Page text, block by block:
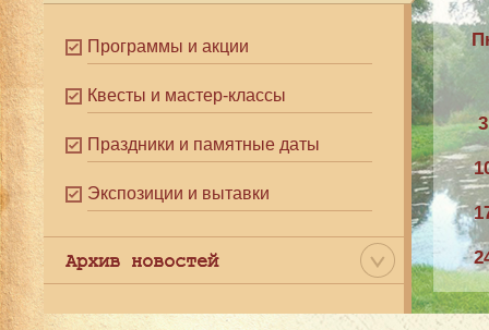
Программы и акции
Квесты и мастер-классы
Праздники и памятные даты
Экспозиции и вытавки
Архив новостей
3